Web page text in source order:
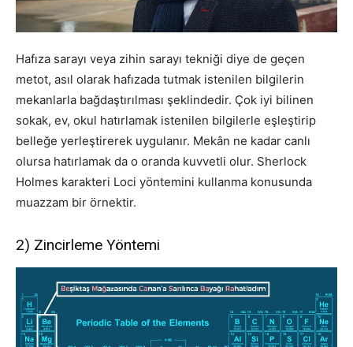
Hafıza sarayı veya zihin sarayı tekniği diye de geçen
metot, asıl olarak hafızada tutmak istenilen bilgilerin
mekanlarla bağdaştırılması şeklindedir. Çok iyi bilinen
sokak, ev, okul hatırlamak istenilen bilgilerle eşleştirip
belleğe yerleştirerek uygulanır. Mekân ne kadar canlı
olursa hatırlamak da o oranda kuvvetli olur. Sherlock
Holmes karakteri Loci yöntemini kullanma konusunda
muazzam bir örnektir.
2) Zincirleme Yöntemi